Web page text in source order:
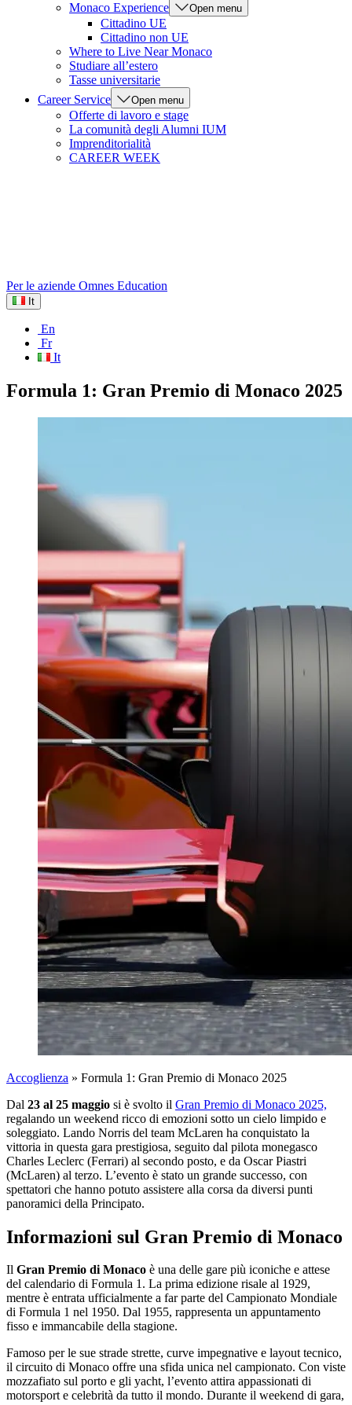
Monaco Experience Open menu
Cittadino UE
Cittadino non UE
Where to Live Near Monaco
Studiare all’estero
Tasse universitarie
Career Service
Open menu
Offerte di lavoro e stage
La comunità degli Alumni IUM
Imprenditorialità
CAREER WEEK
Per le aziende Omnes Education
It
En
Fr
It
Formula 1: Gran Premio di Monaco 2025
Accoglienza » Formula 1: Gran Premio di Monaco 2025
Dal 23 al 25 maggio si è svolto il Gran Premio di Monaco 2025,
regalando un weekend ricco di emozioni sotto un cielo limpido e
soleggiato. Lando Norris del team McLaren ha conquistato la
vittoria in questa gara prestigiosa, seguito dal pilota monegasco
Charles Leclerc (Ferrari) al secondo posto, e da Oscar Piastri
(McLaren) al terzo. L’evento è stato un grande successo, con
spettatori che hanno potuto assistere alla corsa da diversi punti
panoramici della Principato.
Informazioni sul Gran Premio di Monaco
Il Gran Premio di Monaco è una delle gare più iconiche e attese
del calendario di Formula 1. La prima edizione risale al 1929,
mentre è entrata ufficialmente a far parte del Campionato Mondiale
di Formula 1 nel 1950. Dal 1955, rappresenta un appuntamento
fisso e immancabile della stagione.
Famoso per le sue strade strette, curve impegnative e layout tecnico,
il circuito di Monaco offre una sfida unica nel campionato. Con viste
mozzafiato sul porto e gli yacht, l’evento attira appassionati di
motorsport e celebrità da tutto il mondo. Durante il weekend di gara,